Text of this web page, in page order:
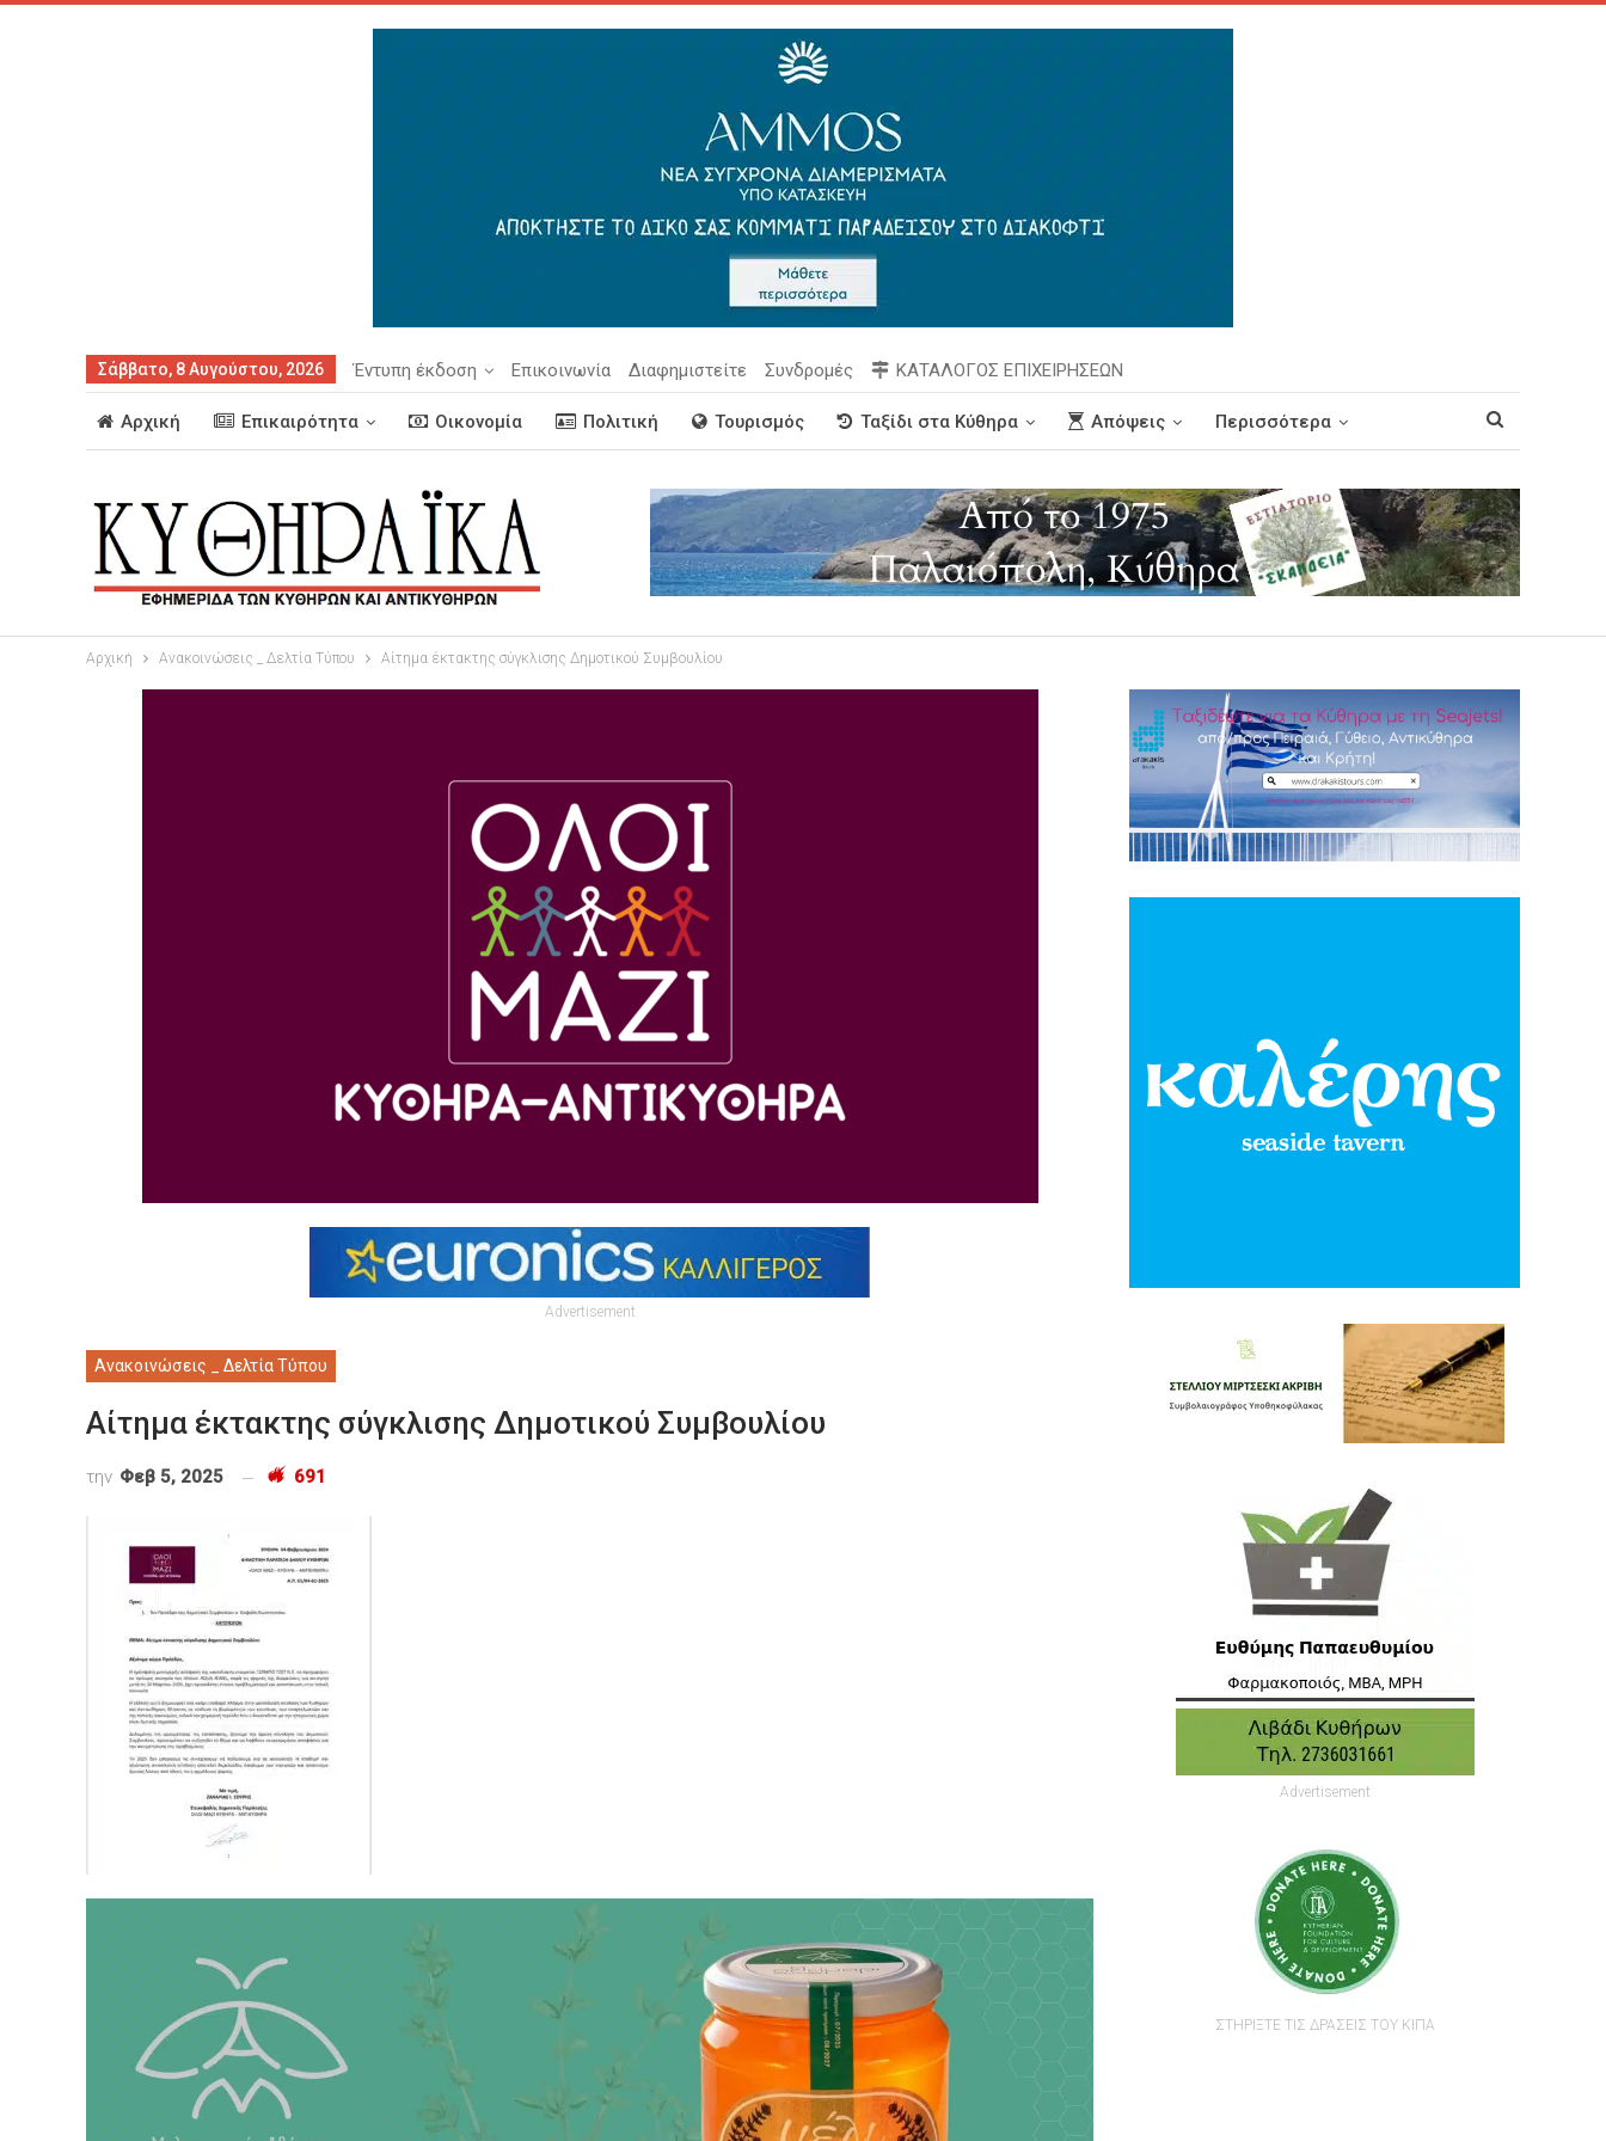
Σάββατο, 8 Αυγούστου, 2026 Έντυπη έκδοση Επικοινωνία Διαφημιστείτε Συνδρομές ΚΑΤΑΛΟΓΟΣ ΕΠΙΧΕΙΡΗΣΕΩΝ
Αρχική Επικαιρότητα Οικονομία Πολιτική Τουρισμός Ταξίδι στα Κύθηρα Απόψεις Περισσότερα
Αρχική Ανακοινώσεις _ Δελτία Τύπου Αίτημα έκτακτης σύγκλισης Δημοτικού Συμβουλίου
Advertisement
Ανακοινώσεις _ Δελτία Τύπου
Αίτημα έκτακτης σύγκλισης Δημοτικού Συμβουλίου
την Φεβ 5, 2025 691
Advertisement
ΣΤΗΡΙΞΤΕ ΤΙΣ ΔΡΑΣΕΙΣ ΤΟΥ ΚΙΠΑ